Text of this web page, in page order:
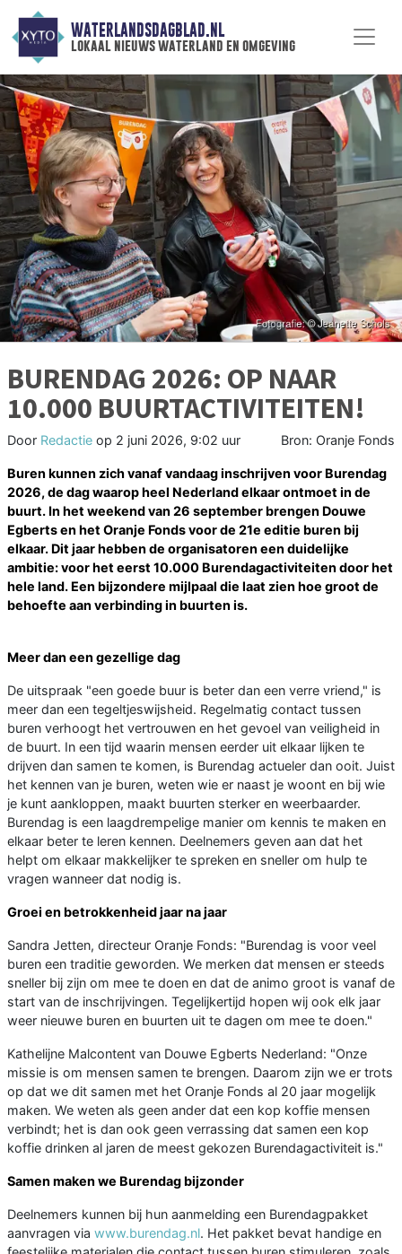
WATERLANDSDAGBLAD.NL
lokaal nieuws waterland en omgeving
BURENDAG 2026: OP NAAR
10.000 BUURTACTIVITEITEN!
Door Redactie op 2 juni 2026, 9:02 uur Bron: Oranje Fonds
Buren kunnen zich vanaf vandaag inschrijven voor Burendag
2026, de dag waarop heel Nederland elkaar ontmoet in de
buurt. In het weekend van 26 september brengen Douwe
Egberts en het Oranje Fonds voor de 21e editie buren bij
elkaar. Dit jaar hebben de organisatoren een duidelijke
ambitie: voor het eerst 10.000 Burendagactiviteiten door het
hele land. Een bijzondere mijlpaal die laat zien hoe groot de
behoefte aan verbinding in buurten is.
Meer dan een gezellige dag
De uitspraak "een goede buur is beter dan een verre vriend," is
meer dan een tegeltjeswijsheid. Regelmatig contact tussen
buren verhoogt het vertrouwen en het gevoel van veiligheid in
de buurt. In een tijd waarin mensen eerder uit elkaar lijken te
drijven dan samen te komen, is Burendag actueler dan ooit. Juist
het kennen van je buren, weten wie er naast je woont en bij wie
je kunt aankloppen, maakt buurten sterker en weerbaarder.
Burendag is een laagdrempelige manier om kennis te maken en
elkaar beter te leren kennen. Deelnemers geven aan dat het
helpt om elkaar makkelijker te spreken en sneller om hulp te
vragen wanneer dat nodig is.
Groei en betrokkenheid jaar na jaar
Sandra Jetten, directeur Oranje Fonds: "Burendag is voor veel
buren een traditie geworden. We merken dat mensen er steeds
sneller bij zijn om mee te doen en dat de animo groot is vanaf de
start van de inschrijvingen. Tegelijkertijd hopen wij ook elk jaar
weer nieuwe buren en buurten uit te dagen om mee te doen."
Kathelijne Malcontent van Douwe Egberts Nederland: "Onze
missie is om mensen samen te brengen. Daarom zijn we er trots
op dat we dit samen met het Oranje Fonds al 20 jaar mogelijk
maken. We weten als geen ander dat een kop koffie mensen
verbindt; het is dan ook geen verrassing dat samen een kop
koffie drinken al jaren de meest gekozen Burendagactiviteit is."
Samen maken we Burendag bijzonder
Deelnemers kunnen bij hun aanmelding een Burendagpakket
aanvragen via www.burendag.nl. Het pakket bevat handige en